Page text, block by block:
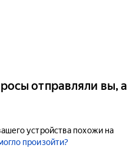
отправляли вы, а
устройства похожи на
произойти?